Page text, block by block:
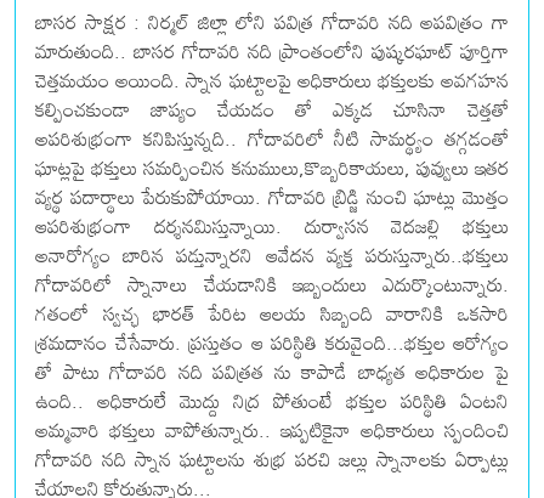
బాసర సాక్షర : నిర్మల్ జిల్లా లోని పవిత్ర గోదావరి నది అపవిత్రం గా
మారుతుంది.. బాసర గోదావరి నది ప్రాంతంలోని పుష్కరఘాట్ పూర్తిగా
చెత్తమయం అయింది. స్నాన ఘట్టాలపై అధికారులు భక్తులకు అవగహన
కల్పించకుండా జాప్యం చేయడం తో ఎక్కడ చూసినా చెత్తతో
అపరిశుభ్రంగా కనిపిస్తున్నది.. గోదావరిలో నీటి సామర్థ్యం తగ్గడంతో
ఘాట్లపై భక్తులు సమర్పించిన కనుములు,కొబ్బరికాయలు, పువ్వులు ఇతర
వ్యర్థ పదార్థాలు పేరుకుపోయాయి. గోదావరి బ్రిడ్జి నుంచి ఘాట్లు మొత్తం
ఆపరిశుభ్రంగా దర్శనమిస్తున్నాయి. దుర్వాసన వెదజల్లి భక్తులు
అనారోగ్యం బారిన పడ్తున్నారని ఆవేదన వ్యక్త పరుస్తున్నారు..భక్తులు
గోదావరిలో స్నానాలు చేయడానికి ఇబ్బందులు ఎదుర్కొంటున్నారు.
గతంలో స్వచ్ఛ భారత్ పేరిట ఆలయ సిబ్బంది వారానికి ఒకసారి
శ్రమదానం చేసేవారు. ప్రస్తుతం ఆ పరిస్థితి కరువైంది...భక్తుల ఆరోగ్యం
తో పాటు గోదావరి నది పవిత్రత ను కాపాడే బాధ్యత అధికారుల పై
ఉంది.. అధికారులే మొద్దు నిద్ర పోతుంటే భక్తుల పరిస్థితి ఏంటని
అమ్మవారి భక్తులు వాపోతున్నారు.. ఇప్పటికైనా అధికారులు స్పందించి
గోదావరి నది స్నాన ఘట్టాలను శుభ్ర పరచి జల్లు స్నానాలకు ఏర్పాట్లు
చేయాలని కోరుతున్నారు...